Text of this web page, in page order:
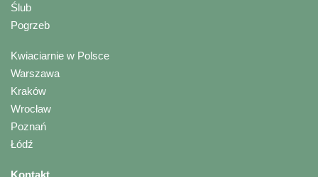
Ślub
Pogrzeb
Kwiaciarnie w Polsce
Warszawa
Kraków
Wrocław
Poznań
Łódź
Kontakt